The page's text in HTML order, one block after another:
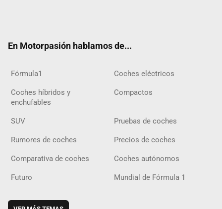
En Motorpasión hablamos de...
Fórmula1 Coches eléctricos
Coches híbridos y
enchufables
Compactos
SUV Pruebas de coches
Rumores de coches Precios de coches
Comparativa de coches Coches autónomos
Futuro Mundial de Fórmula 1